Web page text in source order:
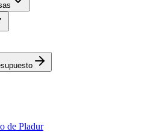
de Pladur